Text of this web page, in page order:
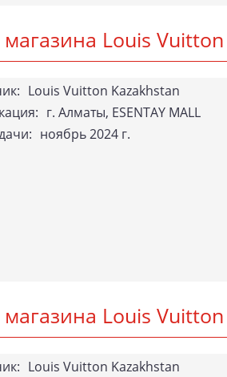
Lo­uis
Louis Vuitton Kazakhstan
г. Алматы, ESENTAY MALL
ноябрь 2024 г.
Lo­uis
Lo­uis Vu­it­ton Kazakhstan